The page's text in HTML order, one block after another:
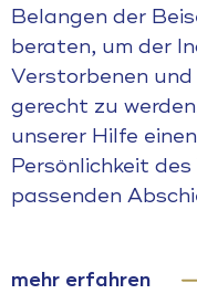
Belangen der
beraten, um der
Verstorbenen und
gerecht zu
unserer Hilfe
Persönlichkeit
passenden
mehr erfahren